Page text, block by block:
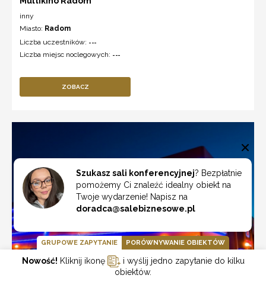
inny
Miasto: Radom
Liczba uczestników: ---
Liczba miejsc noclegowych: ---
ZOBACZ
Szukasz sali konferencyjnej? Bezpłatnie
pomożemy Ci znaleźć idealny obiekt na
Twoje wydarzenie! Napisz na
doradca@salebiznesowe.pl
GRUPOWE ZAPYTANIE PORÓWNYWANIE OBIEKTÓW
Nowość! Kliknij ikonę
i wyślij jedno zapytanie do kilku
obiektów.